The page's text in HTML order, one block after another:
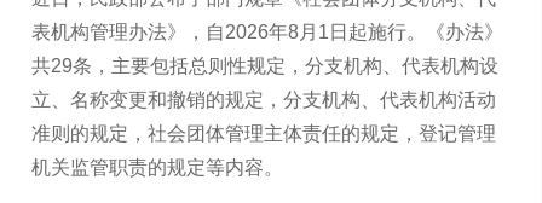
表机构管理办法》，自2026年8月1日起施行。《办法》
共29条，主要包括总则性规定，分支机构、代表机构设
立、名称变更和撤销的规定，分支机构、代表机构活动
准则的规定，社会团体管理主体责任的规定，登记管理
机关监管职责的规定等内容。